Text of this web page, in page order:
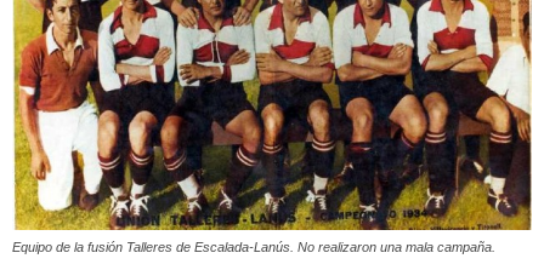
Equipo de la fusión Talleres de Escalada-Lanús. No realizaron una mala campaña.